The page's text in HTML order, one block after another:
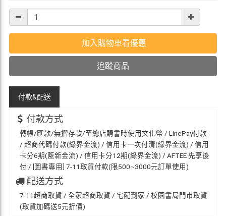
加入購物車看優惠
追蹤商品
付款&配送
付款方式
轉帳/匯款/無摺存款/至總店購書時使用文化幣 / LinePay付款
/ 超商代碼付款(綠界金流) / 信用卡一次付清(綠界金流) / 信用
卡分6期(藍新金流) / 信用卡分12期(綠界金流) / AFTEE 先享後
付 / [圖書專用] 7-11取貨付款(限500~3000元訂單使用)
配送方式
7-11超商取貨 / 全家超商取貨 / 宅配到家 / 校園書局門市取貨
(取貨加碼送5元折價)